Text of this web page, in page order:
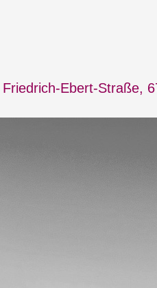
Friedrich-Ebert-Straße,